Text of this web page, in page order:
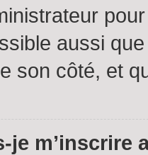
aussi
son côté, et
je m’inscrire